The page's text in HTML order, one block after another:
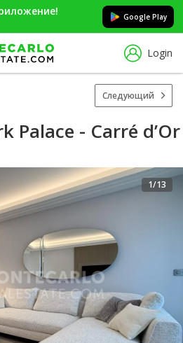
Google Play
Login
Следующий
Palace - Carré d’Or
1/13